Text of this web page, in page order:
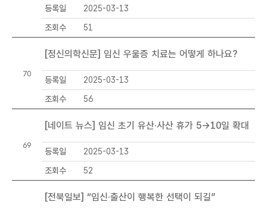
-
조
등록일
2025-03-13
조회수
51
70
[정신의학신문] 임신 우울증 치료는 어떻게 하나요?
등록일
2025-03-13
조회수
56
69
[네이트 뉴스] 임신 초기 유산·사산 휴가 5→10일 확대
등록일
2025-03-13
조회수
52
[전북일보] “임신·출산이 행복한 선택이 되길”